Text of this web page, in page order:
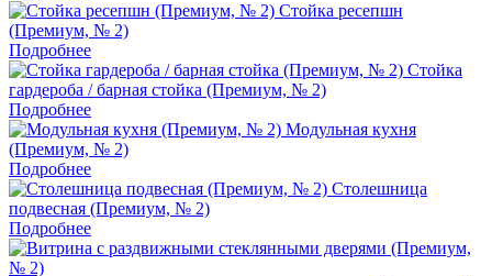
Стойка ресепшн
(Премиум, № 2)
Подробнее
Стойка
гардероба / барная стойка (Премиум, № 2)
Подробнее
Модульная кухня
(Премиум, № 2)
Подробнее
Столешница
подвесная (Премиум, № 2)
Подробнее